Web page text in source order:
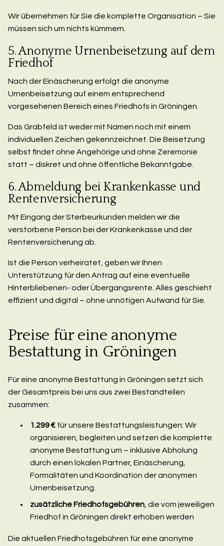
Wir übernehmen für Sie die komplette Organisation – Sie
müssen sich um nichts kümmern.
5. Anonyme Urnenbeisetzung auf dem
Friedhof
Nach der Einäscherung erfolgt die anonyme
Urnenbeisetzung auf einem entsprechend
vorgesehenen Bereich eines Friedhofs in Gröningen.
Das Grabfeld ist weder mit Namen noch mit einem
individuellen Zeichen gekennzeichnet. Die Beisetzung
selbst findet ohne Angehörige und ohne Zeremonie
statt – diskret und ohne öffentliche Bekanntgabe.
6. Abmeldung bei Krankenkasse und
Rentenversicherung
Mit Eingang der Sterbeurkunden melden wir die
verstorbene Person bei der Krankenkasse und der
Rentenversicherung ab.
Ist die Person verheiratet, geben wir Ihnen
Unterstützung für den Antrag auf eine eventuelle
Hinterbliebenen- oder Übergangsrente. Alles geschieht
effizient und digital – ohne unnötigen Aufwand für Sie.
Preise für eine anonyme
Bestattung in Gröningen
Für eine anonyme Bestattung in Gröningen setzt sich
der Gesamtpreis bei uns aus zwei Bestandteilen
zusammen:
1.299 € für unsere Bestattungsleistungen: Wir
organisieren, begleiten und setzen die komplette
anonyme Bestattung um – inklusive Abholung
durch einen lokalen Partner, Einäscherung,
Formalitäten und Koordination der anonymen
Urnenbeisetzung.
zusätzliche Friedhofsgebühren , die vom jeweiligen
Friedhof in Gröningen direkt erhoben werden
Die aktuellen Friedhofsgebühren für eine anonyme